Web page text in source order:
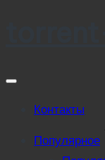
Контакты
Популярное